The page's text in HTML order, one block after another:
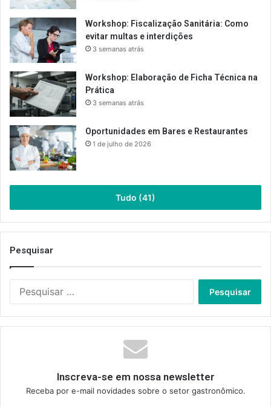
Workshop: Fiscalização Sanitária: Como
evitar multas e interdições
3 semanas atrás
Workshop: Elaboração de Ficha Técnica na
Prática
3 semanas atrás
Oportunidades em Bares e Restaurantes
1 de julho de 2026
Tudo (41)
Pesquisar
Inscreva-se em nossa newsletter
Receba por e-mail novidades sobre o setor gastronômico.